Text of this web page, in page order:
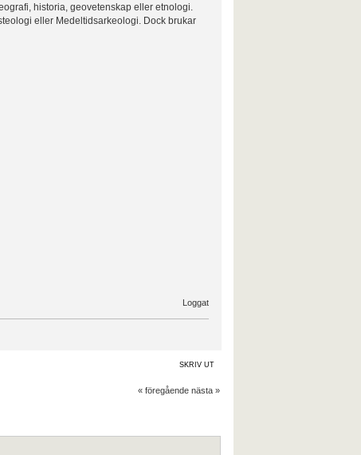
historia, geovetenskap eller etnologi.
eller Medeltidsarkeologi. Dock brukar
Loggat
SKRIV UT
« föregående nästa »